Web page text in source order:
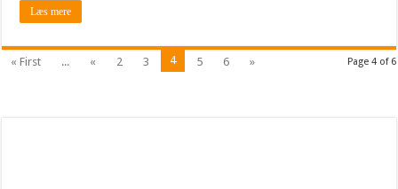
Læs mere
Page 4 of 6
« First ... « 2 3 4 5 6 »